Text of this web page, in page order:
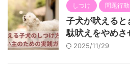
しつけ 問題行動
子犬が吠えると
駄吠えをやめさ
2025/11/29